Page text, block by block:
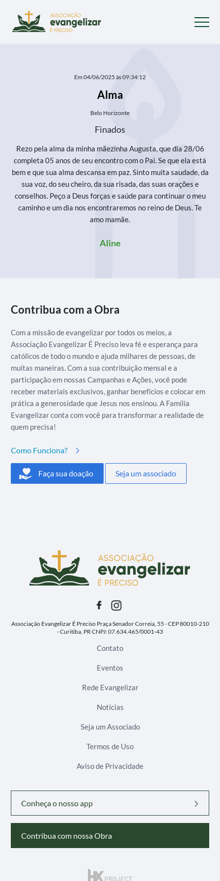
Em 04/06/2025 às 09:34:12
Alma
Belo Horizonte
Finados
Rezo pela alma da minha mãezinha Augusta, que dia 28/06
completa 05 anos de seu encontro com o Pai. Se que ela está
bem e que sua alma descansa em paz. Sinto muita saudade, da
sua voz, do seu cheiro, da sua risada, das suas orações e
conselhos. Peço a Deus forças e saúde para continuar o meu
caminho e um dia nos encontraremos no reino de Deus. Te
amo mamãe.
Aline
Contribua com a Obra
Com a missão de evangelizar por todos os meios, a
Associação Evangelizar É Preciso leva fé e esperança para
católicos de todo o mundo e ajuda milhares de pessoas, de
muitas maneiras. Com a sua contribuição mensal e a
participação em nossas Campanhas e Ações, você pode
receber materiais exclusivos, ganhar benefícios e colocar em
prática a generosidade que Jesus nos ensinou. A Família
Evangelizar conta com você para transformar a realidade de
quem precisa!
Como Funciona?
Faça sua doação Seja um associado
Associação Evangelizar É PrecisoPraça Senador Correia, 55 - CEP 80010-210
- Curitiba, PRCNPJ: 07.634.465/0001-43
Contato
Eventos
Rede Evangelizar
Notícias
Seja um Associado
Termos de Uso
Aviso de Privacidade
Conheça o nosso app
Contribua com nossa Obra